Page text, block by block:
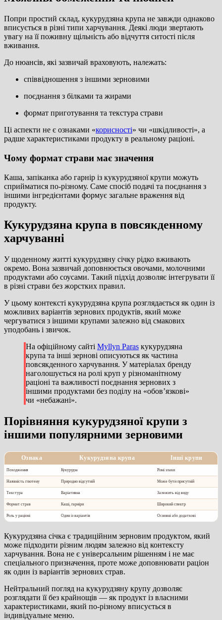
Попри простий склад, кукурудзяна крупа не завжди однаково
вписується в різні типи харчування. Деякі люди звертають
увагу на її поживну щільність або відчуття ситості після
вживання.
До нюансів, які зазвичай враховують, належать:
співвідношення з іншими зерновими
поєднання з білками та жирами
формат приготування та текстура страви
Ці аспекти не є ознаками «корисності» чи «шкідливості», а
радше характеристиками продукту в реальному раціоні.
Чому формат страви має значення
Каша, запіканка або гарнір із кукурудзяної крупи можуть
сприйматися по-різному. Саме спосіб подачі та поєднання з
іншими інгредієнтами формує загальне враження від
продукту.
Кукурудзяна крупа в повсякденному
харчуванні
У щоденному житті кукурудзяну січку рідко вживають
окремо. Вона зазвичай доповнюється овочами, молочними
продуктами або соусами. Такий підхід дозволяє інтегрувати її
в різні страви без жорстких правил.
У цьому контексті кукурудзяна крупа розглядається як один із
можливих варіантів зернових продуктів, який може
чергуватися з іншими крупами залежно від смакових
уподобань і звичок.
На офіційному сайті Myllyn Paras кукурудзяна
крупа та інші зернові описуються як частина
повсякденного харчування. У матеріалах бренду
наголошується на ролі круп у різноманітному
раціоні та важливості поєднання зернових з
іншими продуктами без поділу на «обовʼязкові»
чи «небажані».
Порівняння кукурудзяної крупи з
іншими популярними зерновими
Ознака Кукурудзяна крупа Інші крупи
Походження Кукурудза Різні злаки
Наявність глютену Природно відсутній Може бути присутній
Текстура Варіативна Залежить від виду
Формат страв Каші, гарніри Широкий спектр
Роль у раціоні Один із варіантів Основні або додаткові
Кукурудзяна січка є традиційним зерновим продуктом, який
може підходити різним людям залежно від контексту
харчування. Вона не є універсальним рішенням і не має
спеціального призначення, проте може доповнювати раціон
як один із варіантів зернових страв.
Нейтральний погляд на кукурудзяну крупу дозволяє
розглядати її без крайнощів — як продукт із власними
характеристиками, який по-різному вписується в
індивідуальне меню.